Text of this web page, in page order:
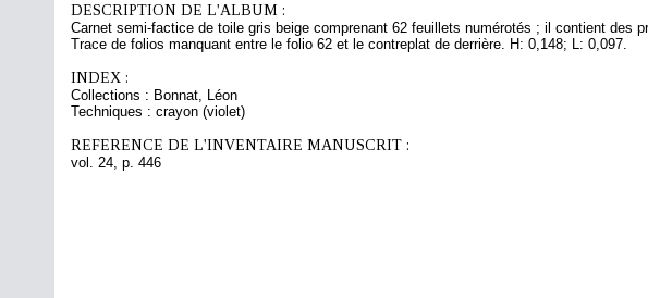
DESCRIPTION DE L'ALBUM :
Carnet semi-factice de toile gris beige comprenant 62 feuillets numérotés ; il contient des
Trace de folios manquant entre le folio 62 et le contreplat de derrière. H: 0,148; L: 0,097.
INDEX :
Collections : Bonnat, Léon
Techniques : crayon (violet)
REFERENCE DE L'INVENTAIRE MANUSCRIT :
vol. 24, p. 446